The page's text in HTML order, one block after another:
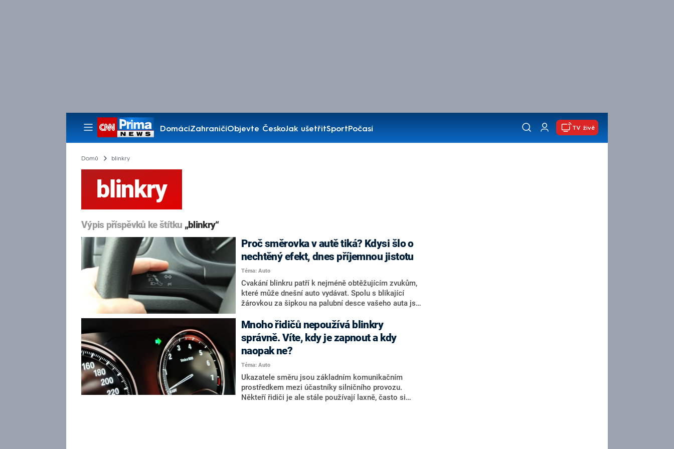
DomácíZahraničíObjevte ČeskoJak ušetřitSportPočasí
Pořady
TV živě
Domů blinkry
blinkry
Výpis příspěvků ke štítku „blinkry“
Proč směrovka v autě tiká? Kdysi šlo o
nechtěný efekt, dnes příjemnou jistotu
Téma: Auto
Cvakání blinkru patří k nejméně obtěžujícím zvukům,
které může dnešní auto vydávat. Spolu s blikající
žárovkou za šipkou na palubní desce vašeho auta jsou
funguje správně. I když technologie pokročila, tato
funkce zůstala konstantní po celé generace vozidel –
alespoň řidičům se to tak jeví. Historie je ale trochu
kompiikovanější.
Mnoho řidičů nepoužívá blinkry
správně. Víte, kdy je zapnout a kdy
naopak ne?
Téma: Auto
Ukazatele směru jsou základním komunikačním
prostředkem mezi účastníky silničního provozu.
Někteří řidiči je ale stále používají laxně, často si